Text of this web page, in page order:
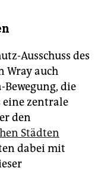
Ausschuss des
Wray auch
die
zentrale
den
Städten
dabei mit